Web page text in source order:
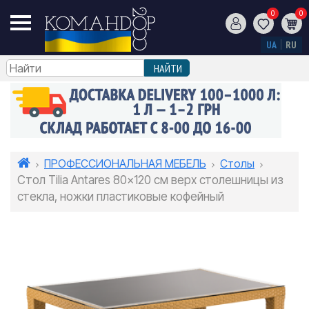
0 0
UA RU
ПРОФЕССИОНАЛЬНАЯ МЕБЕЛЬ
Столы
Стол Tilia Antares 80x120 см верх столешницы из
стекла, ножки пластиковые кофейный